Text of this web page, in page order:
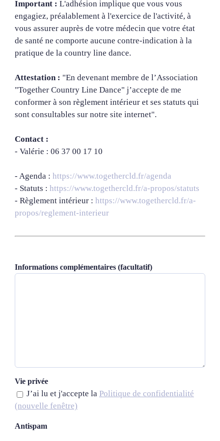
Important : L'adhésion implique que vous vous
engagiez, préalablement à l'exercice de l'activité, à
vous assurer auprès de votre médecin que votre état
de santé ne comporte aucune contre-indication à la
pratique de la country line dance.
Attestation : "En devenant membre de l’Association
"Together Country Line Dance" j’accepte de me
conformer à son règlement intérieur et ses statuts qui
sont consultables sur notre site internet".
Contact :
- Valérie : 06 37 00 17 10
- Agenda : https://www.togethercld.fr/agenda
- Statuts : https://www.togethercld.fr/a-propos/statuts
- Règlement intérieur : https://www.togethercld.fr/a-
propos/reglement-interieur
Informations complémentaires (facultatif)
Vie privée
J’ai lu et j'accepte la Politique de confidentialité
(nouvelle fenêtre)
Antispam